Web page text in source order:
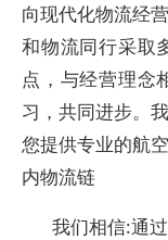
向现代化物流经
和物流同行采取
点，与经营理念
习，共同进步。
您提供专业的航
内物流链
我们相信:通